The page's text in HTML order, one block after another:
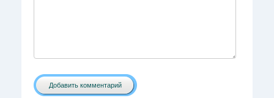
Добавить комментарий